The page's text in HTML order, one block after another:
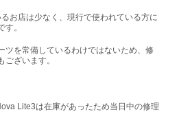
お店は少なく、現行で使われている方に
。
ツを常備しているわけではないため、修
ざいます。
Lite3は在庫があったため当日中の修理